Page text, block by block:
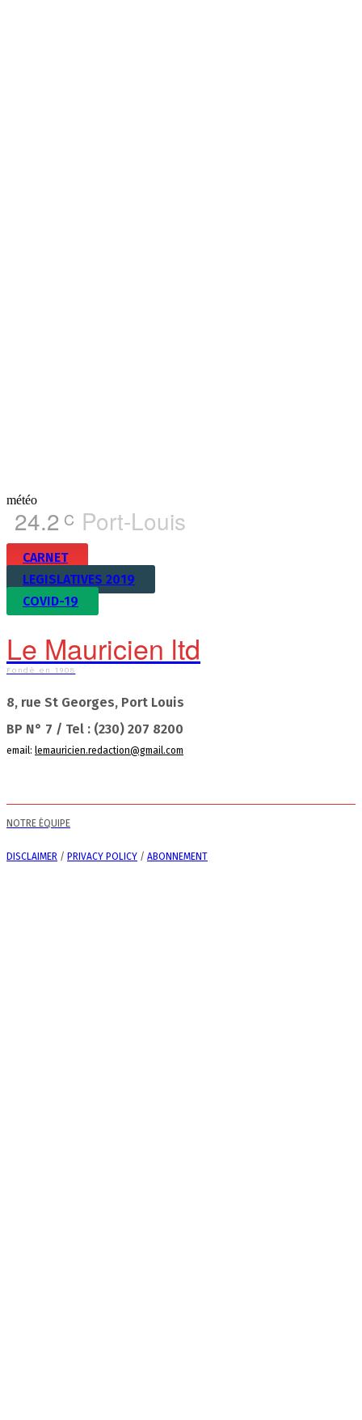
météo
24.2 C Port-Louis
CARNET
LEGISLATIVES 2019
COVID-19
Le Mauricien ltd
Fondé en 1908
8, rue St Georges, Port Louis
BP N° 7 / Tel : (230) 207 8200
email: lemauricien.redaction@gmail.com
NOTRE ÉQUIPE
DISCLAIMER / PRIVACY POLICY / ABONNEMENT